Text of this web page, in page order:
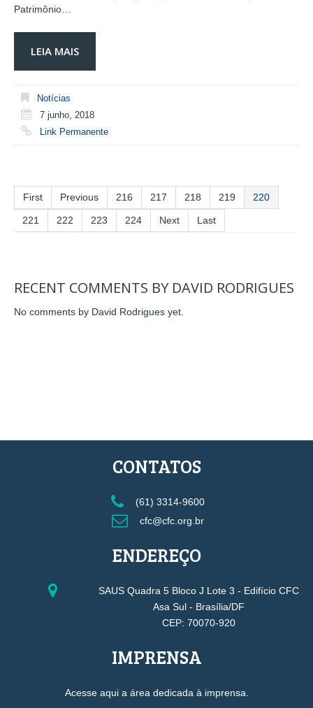
Patrimônio…
LEIA MAIS
Notícias
7 junho, 2018
Link Permanente
First Previous 216 217 218 219 220
221 222 223 224 Next Last
RECENT COMMENTS BY DAVID RODRIGUES
No comments by David Rodrigues yet.
CONTATOS
(61) 3314-9600
cfc@cfc.org.br
ENDEREÇO
SAUS Quadra 5 Bloco J Lote 3 - Edifício CFC
Asa Sul - Brasília/DF
CEP: 70070-920
IMPRENSA
Acesse aqui a área dedicada à imprensa.